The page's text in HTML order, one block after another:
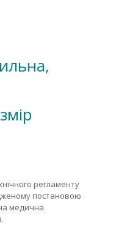
регламенту
постановою
медична